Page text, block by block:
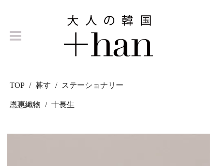
TOP 暮す ステーショナリー
恩惠織物 十長生